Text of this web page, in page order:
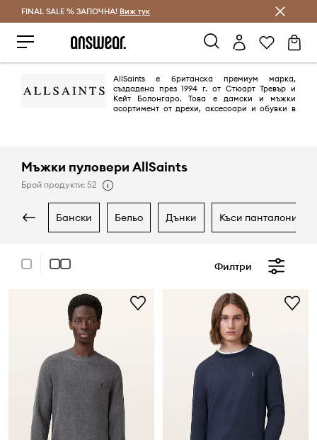
Спестявай с Answear Club
FINAL SALE % ЗАПОЧНА! Виж тук
AllSaints е британска премиум марка,
създадена през 1994 г. от Стюарт Тревър и
Кейт Болонгаро. Това е дамски и мъжки
асортимент от дрехи, аксесоари и обувки в
Мъжки пуловери AllSaints
Брой продукти: 52
бански бельо дънки къси панталони
Филтри